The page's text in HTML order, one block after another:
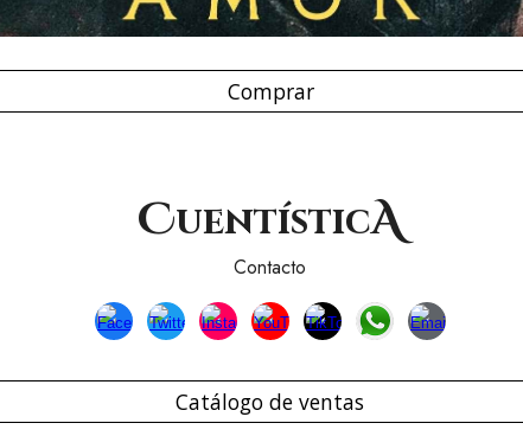
Comprar
CuentísticA
Contacto
Catálogo de ventas